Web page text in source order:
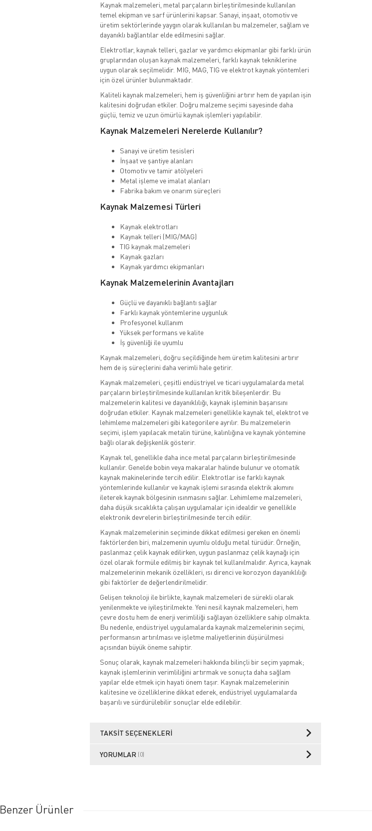
Kaynak malzemeleri, metal parçaların birleştirilmesinde kullanılan
temel ekipman ve sarf ürünlerini kapsar. Sanayi, inşaat, otomotiv ve
üretim sektörlerinde yaygın olarak kullanılan bu malzemeler, sağlam ve
dayanıklı bağlantılar elde edilmesini sağlar.
Elektrotlar, kaynak telleri, gazlar ve yardımcı ekipmanlar gibi farklı ürün
gruplarından oluşan kaynak malzemeleri, farklı kaynak tekniklerine
uygun olarak seçilmelidir. MIG, MAG, TIG ve elektrot kaynak yöntemleri
için özel ürünler bulunmaktadır.
Kaliteli kaynak malzemeleri, hem iş güvenliğini artırır hem de yapılan işin
kalitesini doğrudan etkiler. Doğru malzeme seçimi sayesinde daha
güçlü, temiz ve uzun ömürlü kaynak işlemleri yapılabilir.
Kaynak Malzemeleri Nerelerde Kullanılır?
Sanayi ve üretim tesisleri
İnşaat ve şantiye alanları
Otomotiv ve tamir atölyeleri
Metal işleme ve imalat alanları
Fabrika bakım ve onarım süreçleri
Kaynak Malzemesi Türleri
Kaynak elektrotları
Kaynak telleri (MIG/MAG)
TIG kaynak malzemeleri
Kaynak gazları
Kaynak yardımcı ekipmanları
Kaynak Malzemelerinin Avantajları
Güçlü ve dayanıklı bağlantı sağlar
Farklı kaynak yöntemlerine uygunluk
Profesyonel kullanım
Yüksek performans ve kalite
İş güvenliği ile uyumlu
Kaynak malzemeleri, doğru seçildiğinde hem üretim kalitesini artırır
hem de iş süreçlerini daha verimli hale getirir.
Kaynak malzemeleri, çeşitli endüstriyel ve ticari uygulamalarda metal
parçaların birleştirilmesinde kullanılan kritik bileşenlerdir. Bu
malzemelerin kalitesi ve dayanıklılığı, kaynak işleminin başarısını
doğrudan etkiler. Kaynak malzemeleri genellikle kaynak tel, elektrot ve
lehimleme malzemeleri gibi kategorilere ayrılır. Bu malzemelerin
seçimi, işlem yapılacak metalin türüne, kalınlığına ve kaynak yöntemine
bağlı olarak değişkenlik gösterir.
Kaynak tel, genellikle daha ince metal parçaların birleştirilmesinde
kullanılır. Genelde bobin veya makaralar halinde bulunur ve otomatik
kaynak makinelerinde tercih edilir. Elektrotlar ise farklı kaynak
yöntemlerinde kullanılır ve kaynak işlemi sırasında elektrik akımını
ileterek kaynak bölgesinin ısınmasını sağlar. Lehimleme malzemeleri,
daha düşük sıcaklıkta çalışan uygulamalar için idealdir ve genellikle
elektronik devrelerin birleştirilmesinde tercih edilir.
Kaynak malzemelerinin seçiminde dikkat edilmesi gereken en önemli
faktörlerden biri, malzemenin uyumlu olduğu metal türüdür. Örneğin,
paslanmaz çelik kaynak edilirken, uygun paslanmaz çelik kaynağı için
özel olarak formüle edilmiş bir kaynak tel kullanılmalıdır. Ayrıca, kaynak
malzemelerinin mekanik özellikleri, ısı direnci ve korozyon dayanıklılığı
gibi faktörler de değerlendirilmelidir.
Gelişen teknoloji ile birlikte, kaynak malzemeleri de sürekli olarak
yenilenmekte ve iyileştirilmekte. Yeni nesil kaynak malzemeleri, hem
çevre dostu hem de enerji verimliliği sağlayan özelliklere sahip olmakta.
Bu nedenle, endüstriyel uygulamalarda kaynak malzemelerinin seçimi,
performansın artırılması ve işletme maliyetlerinin düşürülmesi
açısından büyük öneme sahiptir.
Sonuç olarak, kaynak malzemeleri hakkında bilinçli bir seçim yapmak;
kaynak işlemlerinin verimliliğini artırmak ve sonuçta daha sağlam
yapılar elde etmek için hayati önem taşır. Kaynak malzemelerinin
kalitesine ve özelliklerine dikkat ederek, endüstriyel uygulamalarda
başarılı ve sürdürülebilir sonuçlar elde edilebilir.
TAKSIT SEÇENEKLERI
YORUMLAR (0)
Benzer Ürünler